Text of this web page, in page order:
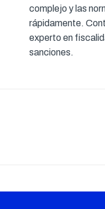
complejo y las
rápidamente.
experto en
sanciones.